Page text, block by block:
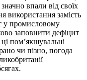
впали від своїх
використання замість
у промисловому
заповнити дефіцит
пом’якшувальні
чи пізно, погода